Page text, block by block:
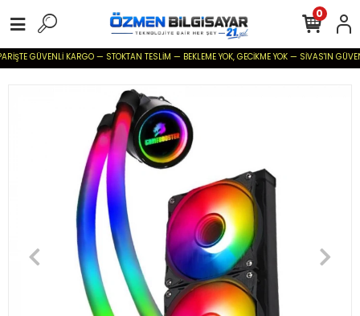
GÜVENLİ KARGO — STOKTAN TESLİM — BEKLEME YOK, GECİKME YOK — SİVAS'IN
0